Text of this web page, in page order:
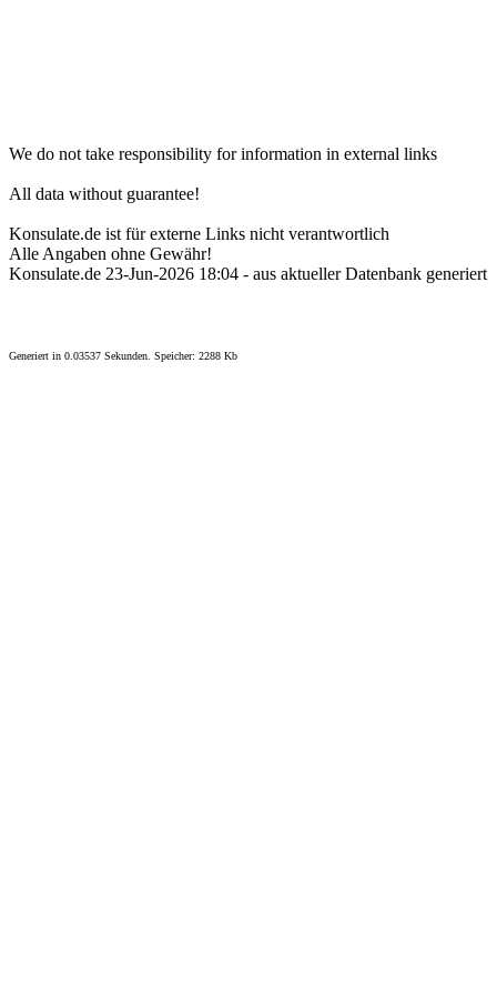
We do not take responsibility for information in external links
All data without guarantee!
Konsulate.de ist für externe Links nicht verantwortlich
Alle Angaben ohne Gewähr!
Konsulate.de 23-Jun-2026 18:04 - aus aktueller Datenbank generiert
Generiert in 0.03537 Sekunden. Speicher: 2288 Kb